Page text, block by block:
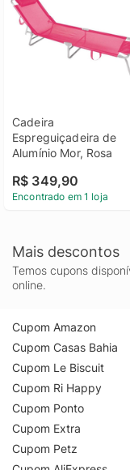
Cadeira
Espreguiçadeira de
Alumínio Mor, Rosa
R$ 349,90
Encontrado em 1 loja
Mais descontos
Temos cupons
online.
Cupom Amazon
Cupom Casas Bahia
Cupom Le Biscuit
Cupom Ri Happy
Cupom Ponto
Cupom Extra
Cupom Petz